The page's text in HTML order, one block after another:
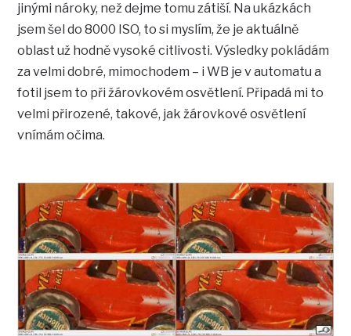
jinými nároky, než dejme tomu zátiší. Na ukázkách
jsem šel do 8000 ISO, to si myslím, že je aktuálně
oblast už hodně vysoké citlivosti. Výsledky pokládám
za velmi dobré, mimochodem – i WB je v automatu a
fotil jsem to při žárovkovém osvětlení. Připadá mi to
velmi přirozené, takové, jak žárovkové osvětlení
vnímám očima.